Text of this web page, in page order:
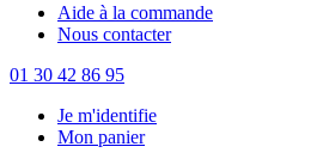
Aide à la commande
Nous contacter
01 30 42 86 95
Je m'identifie
Mon panier